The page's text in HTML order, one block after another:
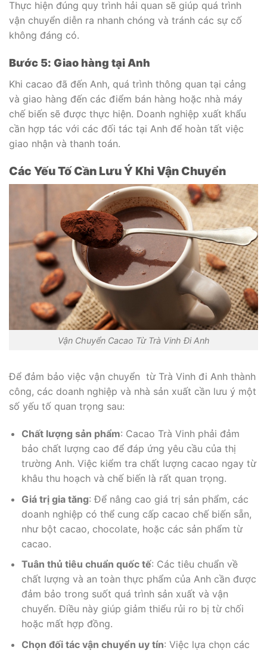
Thực hiện đúng quy trình hải quan sẽ giúp quá trình
vận chuyển diễn ra nhanh chóng và tránh các sự cố
không đáng có.
Bước 5: Giao hàng tại Anh
Khi cacao đã đến Anh, quá trình thông quan tại cảng
và giao hàng đến các điểm bán hàng hoặc nhà máy
chế biến sẽ được thực hiện. Doanh nghiệp xuất khẩu
cần hợp tác với các đối tác tại Anh để hoàn tất việc
giao nhận và thanh toán.
Các Yếu Tố Cần Lưu Ý Khi Vận Chuyển
Vận Chuyển Cacao Từ Trà Vinh Đi Anh
Để đảm bảo việc vận chuyển từ Trà Vinh đi Anh thành
công, các doanh nghiệp và nhà sản xuất cần lưu ý một
số yếu tố quan trọng sau:
Chất lượng sản phẩm: Cacao Trà Vinh phải đảm
bảo chất lượng cao để đáp ứng yêu cầu của thị
trường Anh. Việc kiểm tra chất lượng cacao ngay từ
khâu thu hoạch và chế biến là rất quan trọng.
Giá trị gia tăng: Để nâng cao giá trị sản phẩm, các
doanh nghiệp có thể cung cấp cacao chế biến sẵn,
như bột cacao, chocolate, hoặc các sản phẩm từ
cacao.
Tuân thủ tiêu chuẩn quốc tế: Các tiêu chuẩn về
chất lượng và an toàn thực phẩm của Anh cần được
đảm bảo trong suốt quá trình sản xuất và vận
chuyển. Điều này giúp giảm thiểu rủi ro bị từ chối
hoặc mất hợp đồng.
Chọn đối tác vận chuyển uy tín: Việc lựa chọn các